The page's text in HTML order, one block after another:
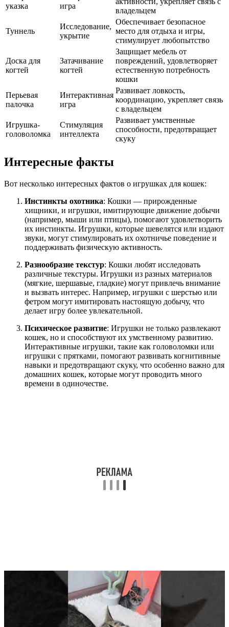
указка
игра
владельцем
Туннель
Исследование,
укрытие
Обеспечивает безопасное
место для отдыха и игры,
стимулирует любопытство
Доска для
когтей
Затачивание
когтей
Защищает мебель от
повреждений, удовлетворяет
естественную потребность
кошки
Перьевая
палочка
Интерактивная
игра
Развивает ловкость,
координацию, укрепляет связь
с владельцем
Игрушка-
головоломка
Стимуляция
интеллекта
Развивает умственные
способности, предотвращает
скуку
Интересные факты
Вот несколько интересных фактов о игрушках для кошек:
Инстинкты охотника: Кошки — прирожденные
хищники, и игрушки, имитирующие движение добычи
(например, мыши или птицы), помогают удовлетворить
их инстинкты. Игрушки, которые шевелятся или издают
звуки, могут стимулировать их охотничье поведение и
поддерживать физическую активность.
Разнообразие текстур: Кошки любят исследовать
различные текстуры. Игрушки из разных материалов
(мягкие, шершавые, гладкие) могут привлечь внимание
и вызвать интерес. Например, игрушки с шерстью или
фетром могут имитировать настоящую добычу, что
делает игру более увлекательной.
Психическое развитие: Игрушки не только развлекают
кошек, но и способствуют их умственному развитию.
Интерактивные игрушки, такие как головоломки или
игрушки с прятками, помогают развивать когнитивные
навыки и предотвращают скуку, что особенно важно для
домашних кошек, которые могут проводить много
времени в одиночестве.